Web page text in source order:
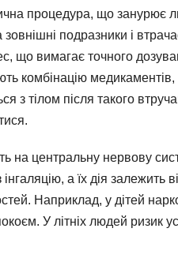
процедура, що занурює
подразники і
що вимагає точного
комбінацію
з тілом після такого
на центральну нервову
а їх дія залежить
Наприклад, у дітей
У літніх людей ризик